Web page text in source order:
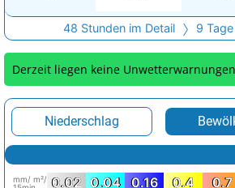
48 Stunden im Detail 9
Derzeit liegen keine
Niederschlag
mm/ m²/ 0.02 0.04 0.16 0.4 0.7